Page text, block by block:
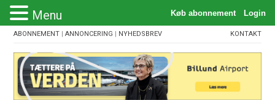
ABONNEMENT |ANNONCERING | NYHEDSBREV KONTAKT
Menu